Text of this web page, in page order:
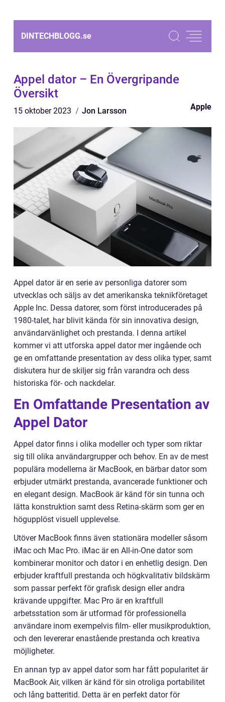
DINTECHBLOGG.se
Appel dator – En Övergripande
Översikt
15 oktober 2023 Jon Larsson Apple
Appel dator är en serie av personliga datorer som
utvecklas och säljs av det amerikanska teknikföretaget
Apple Inc. Dessa datorer, som först introducerades på
1980-talet, har blivit kända för sin innovativa design,
användarvänlighet och prestanda. I denna artikel
kommer vi att utforska appel dator mer ingående och
ge en omfattande presentation av dess olika typer, samt
diskutera hur de skiljer sig från varandra och dess
historiska för- och nackdelar.
En Omfattande Presentation av
Appel Dator
Appel dator finns i olika modeller och typer som riktar
sig till olika användargrupper och behov. En av de mest
populära modellerna är MacBook, en bärbar dator som
erbjuder utmärkt prestanda, avancerade funktioner och
en elegant design. MacBook är känd för sin tunna och
lätta konstruktion samt dess Retina-skärm som ger en
högupplöst visuell upplevelse.
Utöver MacBook finns även stationära modeller såsom
iMac och Mac Pro. iMac är en All-in-One dator som
kombinerar monitor och dator i en enhetlig design. Den
erbjuder kraftfull prestanda och högkvalitativ bildskärm
som passar perfekt för grafisk design eller andra
krävande uppgifter. Mac Pro är en kraftfull
arbetsstation som är utformad för professionella
användare inom exempelvis film- eller musikproduktion,
och den levererar enastående prestanda och kreativa
möjligheter.
En annan typ av appel dator som har fått popularitet är
MacBook Air, vilken är känd för sin otroliga portabilitet
och lång batteritid. Detta är en perfekt dator för